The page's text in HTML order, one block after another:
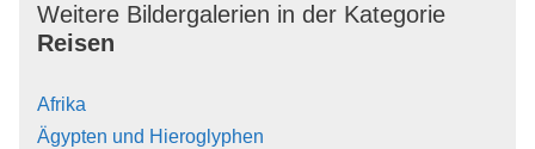
Weitere Bildergalerien in der Kategorie
Reisen
Afrika
Ägypten und Hieroglyphen